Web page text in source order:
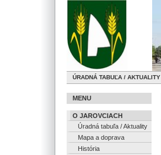
ÚRADNÁ TABUĽA / AKTUALITY
MENU
O JAROVCIACH
Úradná tabuľa / Aktuality
Mapa a doprava
História